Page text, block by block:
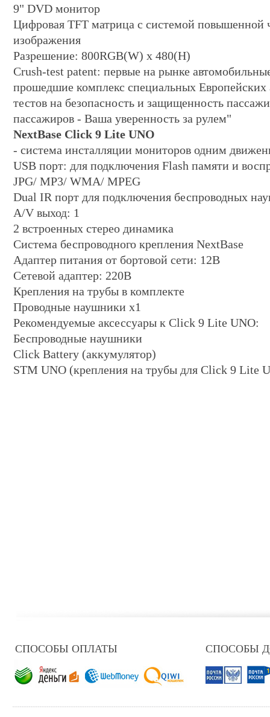
9" DVD монитор
Цифровая TFT матрица с системой повышенной
изображения
Разрешение: 800RGB(W) x 480(H)
Crush-test patent: первые на рынке
прошедшие комплекс специальных
тестов на безопасность и защищенность
пассажиров - Ваша уверенность за рулем"
NextBase Click 9 Lite UNO
- система инсталляции мониторов одним
USB порт: для подключения Flash памяти и
JPG/ MP3/ WMA/ MPEG
Dual IR порт для подключения беспроводных
A/V выход: 1
2 встроенных стерео динамика
Система беспроводного крепления NextBase
Адаптер питания от бортовой сети: 12В
Сетевой адаптер: 220В
Крепления на трубы в комплекте
Проводные наушники x1
Рекомендуемые аксессуары к Click 9 Lite UNO:
Беспроводные наушники
Click Battery (аккумулятор)
STM UNO (крепления на трубы для Click 9 Lite
СПОСОБЫ ОПЛАТЫ СПОСОБЫ